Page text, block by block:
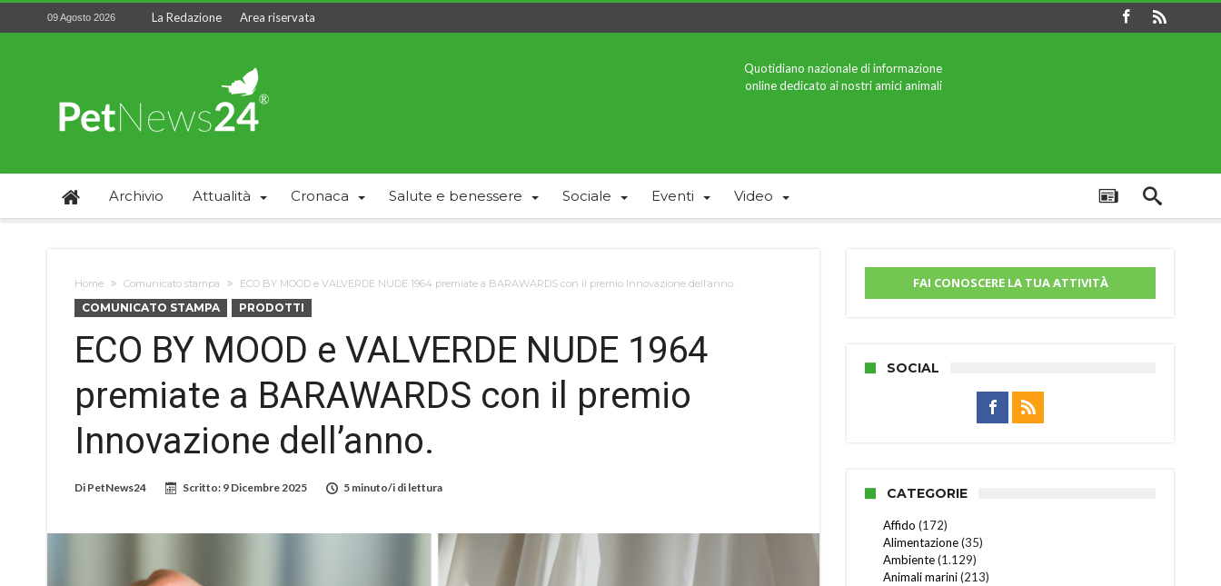
09 Agosto 2026 La Redazione Area riservata
Quotidiano nazionale di informazione
online dedicato ai nostri amici animali
Archivio Attualità Cronaca Salute e benessere Sociale Eventi Video
Home Comunicato stampa ECO BY MOOD e VALVERDE NUDE 1964 premiate a BARAWARDS con il premio Innovazione dell’anno.
COMUNICATO STAMPA PRODOTTI
ECO BY MOOD e VALVERDE NUDE 1964
premiate a BARAWARDS con il premio
Innovazione dell’anno.
Di PetNews24 Scritto: 9 Dicembre 2025 5 minuto/i di lettura
FAI CONOSCERE LA TUA ATTIVITÀ
SOCIAL
CATEGORIE
Affido (172)
Alimentazione(35)
Ambiente(1.129)
Animali marini(213)